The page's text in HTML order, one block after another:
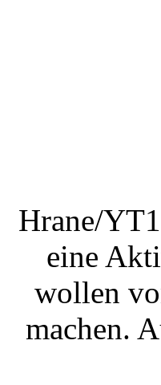
Hrane/
eine
wollen
machen.